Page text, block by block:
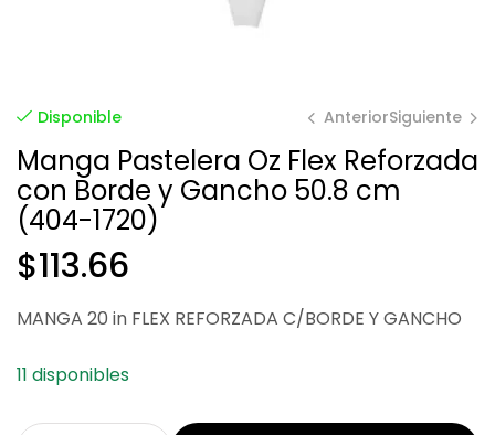
Disponible Anterior
$99.09
Siguiente
$124.33
Manga Pastelera Oz Flex Reforzada
con Borde y Gancho 50.8 cm
(404-1720)
$113.66
MANGA 20 in FLEX REFORZADA C/BORDE Y GANCHO
11 disponibles